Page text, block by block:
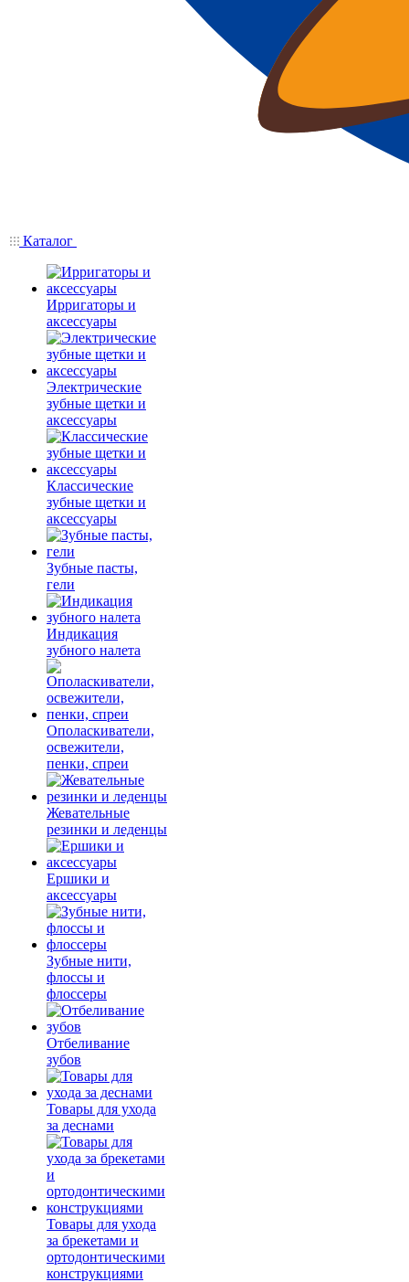
Каталог
Ирригаторы и
аксессуары
Электрические
зубные щетки и
аксессуары
Классические
зубные щетки и
аксессуары
Зубные пасты,
гели
Индикация
зубного налета
Ополаскиватели,
освежители,
пенки, спреи
Жевательные
резинки и леденцы
Ершики и
аксессуары
Зубные нити,
флоссы и
флоссеры
Отбеливание
зубов
Товары для ухода
за деснами
Товары для ухода
за брекетами и
ортодонтическими
конструкциями